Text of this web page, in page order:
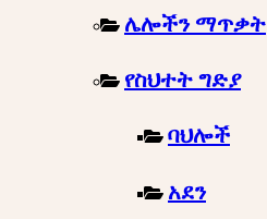
ሌሎችን ማጥቃት
የስህተት ግድያ
ባህሎች
አደን